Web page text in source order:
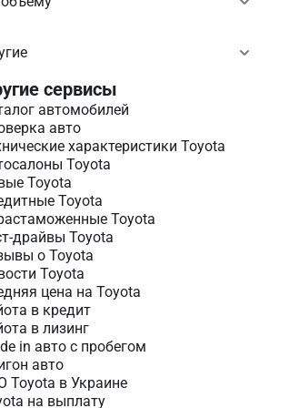
сервисы
автомобилей
авто
характеристики Toyota
Toyota
Toyota
Toyota
Toyota
драйвы Toyota
о Toyota
Toyota
цена на Toyota
в кредит
в лизинг
in авто c пробегом
авто
Toyota в Украине
на выплату